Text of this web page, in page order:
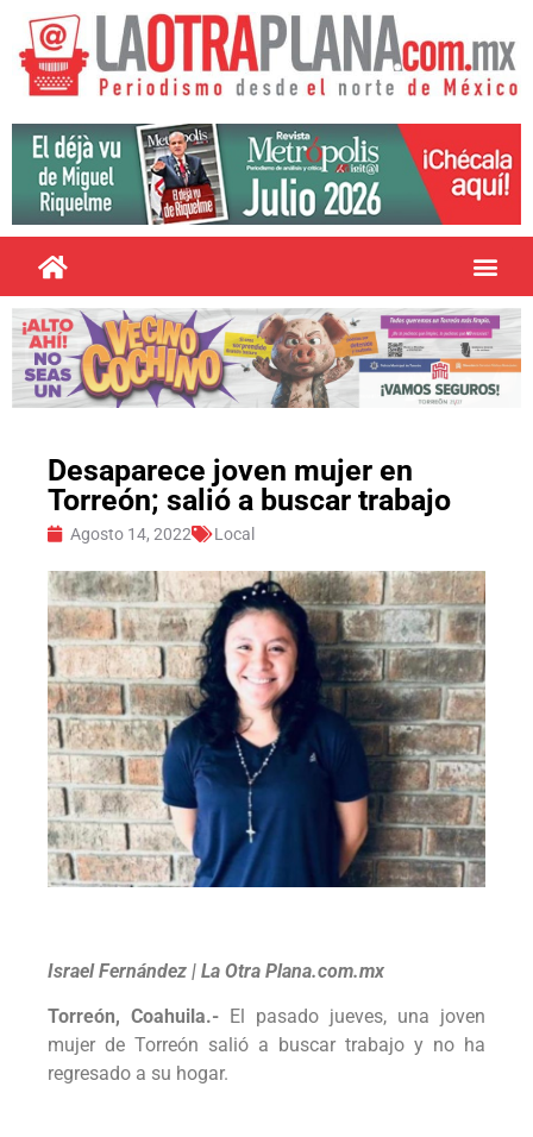
Desaparece joven mujer en
Torreón; salió a buscar trabajo
Agosto 14, 2022 Local
Israel Fernández | La Otra Plana.com.mx
Torreón, Coahuila.- El pasado jueves, una joven
mujer de Torreón salió a buscar trabajo y no ha
regresado a su hogar.